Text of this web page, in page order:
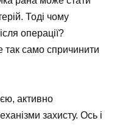
Тоді чому
операції?
само спричинити
активно
захисту. Ось і